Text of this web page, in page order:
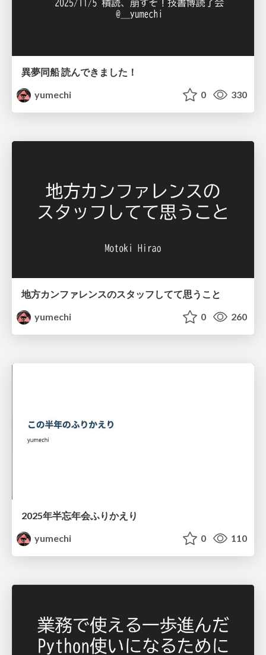
異夢同船 読んできました！
yumechi
0 330
地方カンファレンスのスタッフしてて思うこと
yumechi
0 260
2025年半忘年会ふりかえり
yumechi
0 110